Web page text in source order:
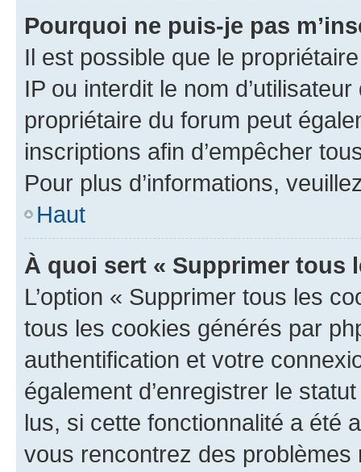
Pourquoi ne puis-je pas
Il est possible que le
IP ou interdit le nom
propriétaire du forum peut
inscriptions afin d’empêcher
Pour plus d’informations,
Haut
À quoi sert « Supprimer tous
L’option « Supprimer tous les
tous les cookies générés par
authentification et votre
également d’enregistrer le
lus, si cette fonctionnalité a été
vous rencontrez des